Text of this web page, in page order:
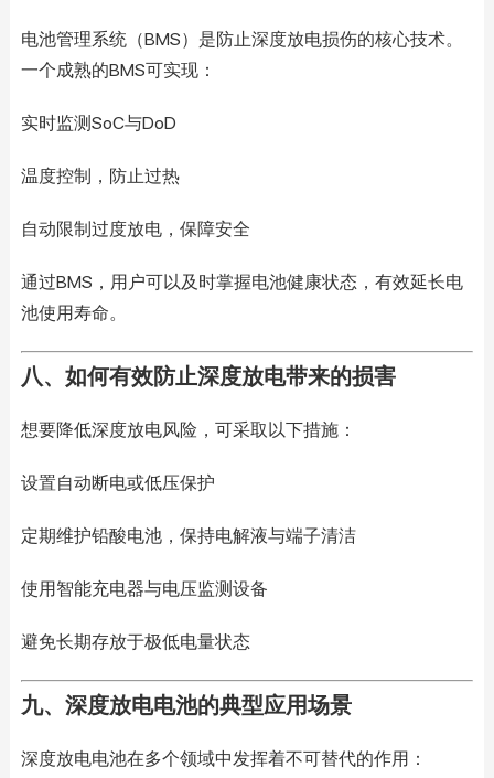
电池管理系统（BMS）是防止深度放电损伤的核心技术。
一个成熟的BMS可实现：
实时监测SoC与DoD
温度控制，防止过热
自动限制过度放电，保障安全
通过BMS，用户可以及时掌握电池健康状态，有效延长电
池使用寿命。
八、如何有效防止深度放电带来的损害
想要降低深度放电风险，可采取以下措施：
设置自动断电或低压保护
定期维护铅酸电池，保持电解液与端子清洁
使用智能充电器与电压监测设备
避免长期存放于极低电量状态
九、深度放电电池的典型应用场景
深度放电电池在多个领域中发挥着不可替代的作用：